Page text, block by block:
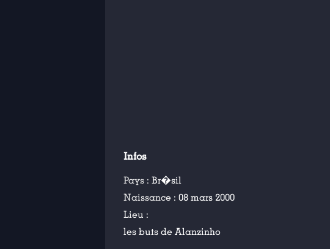
Infos
Pays : Br�sil
Naissance : 08 mars 2000
Lieu :
les buts de Alanzinho